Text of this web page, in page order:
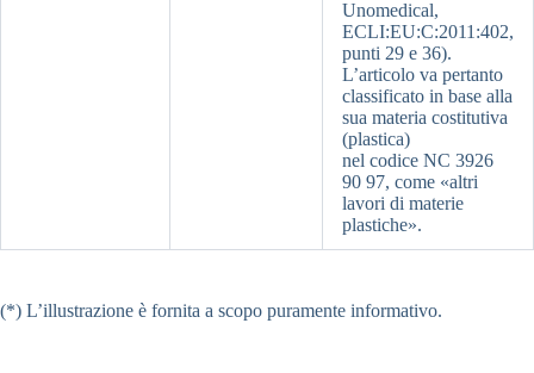
Unomedical,
ECLI:EU:C:2011:402,
punti 29 e 36).
L’articolo va pertanto
classificato in base alla
sua materia costitutiva
(plastica)
nel codice NC 3926
90 97, come «altri
lavori di materie
plastiche».
(*) L’illustrazione è fornita a scopo puramente informativo.